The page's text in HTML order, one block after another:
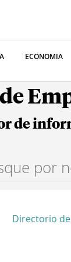
ECONOMIA
de
Directorio